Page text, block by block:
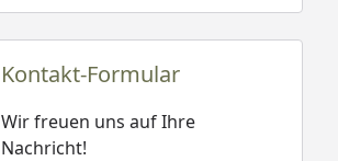
Kontakt-Formular
Wir freuen uns auf Ihre
Nachricht!